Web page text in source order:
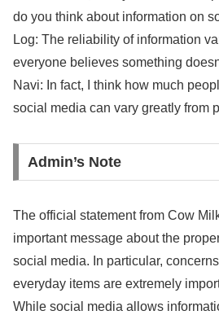
do you think about information on
Log: The reliability of information
everyone believes something
Navi: In fact, I think how much
social media can vary greatly from
Admin’s Note
The official statement from Cow
important message about the
social media. In particular,
everyday items are extremely
While social media allows